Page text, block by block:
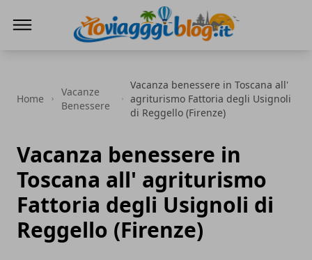
Home
Vacanze
Benessere
Vacanza benessere in Toscana all'
agriturismo Fattoria degli Usignoli
di Reggello (Firenze)
Vacanza benessere in
Toscana all' agriturismo
Fattoria degli Usignoli di
Reggello (Firenze)